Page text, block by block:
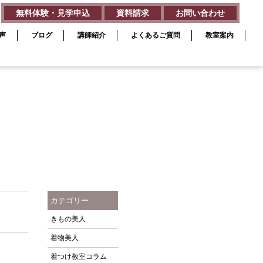
ブログ 講師紹介 よくあるご質問 教室案内
無料体験・見学申込 資料請求 お問い合わせ
カテゴリー
きもの美人
着物美人
着つけ教室コラム